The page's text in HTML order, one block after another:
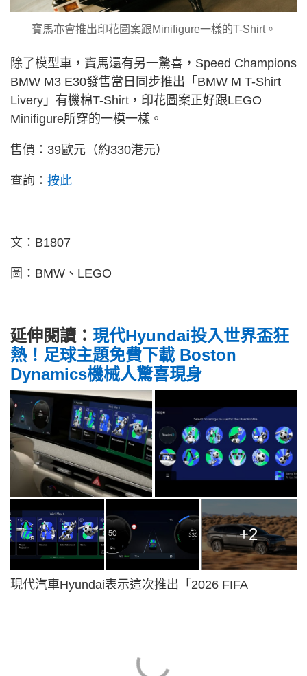
寶馬亦會推出印花圖案跟Minifigure一樣的T-Shirt。
除了模型車，寶馬還有另一驚喜，Speed Champions
BMW M3 E30發售當日同步推出「BMW M T-Shirt
Livery」有機棉T-Shirt，印花圖案正好跟LEGO
Minifigure所穿的一模一樣。
售價：39歐元（約330港元）
查詢： 按此
文：B1807
圖：BMW、LEGO
延伸閱讀： 現代Hyundai投入世界盃狂
熱！足球主題免費下載 Boston
Dynamics機械人驚喜現身
+2
現代汽車Hyundai表示這次推出「2026 FIFA